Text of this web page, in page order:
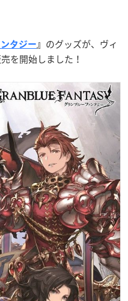
タジー 』 のグッズが、ヴィ
を開始しました！